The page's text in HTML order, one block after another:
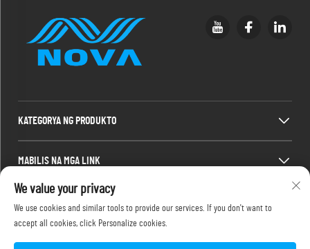
KATEGORYA NG PRODUKTO
MABILIS NA MGA LINK
Office add : 2F, 486-2 Jinyuanxi 2nd Road, Jimei, Xiamen
We value your privacy
We use cookies and similar tools to provide our services. If you don't want to
accept all cookies, click Personalize cookies.